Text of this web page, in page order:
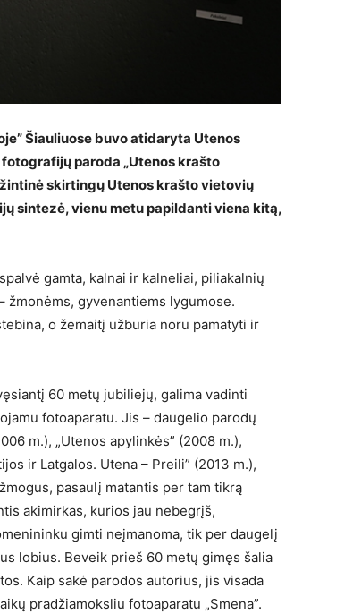
Šiauliuose buvo atidaryta Utenos
paroda „Utenos krašto
skirtingų Utenos krašto vietovių
sintezė, vienu metu papildanti viena kitą,
gamta, kalnai ir kalneliai, piliakalnių
žmonėms, gyvenantiems lygumose.
o žemaitį užburia noru pamatyti ir
60 metų jubiliejų, galima vadinti
fotoaparatu. Jis – daugelio parodų
m.), „Utenos apylinkės” (2008 m.),
ir Latgalos. Utena – Preili” (2013 m.),
pasaulį matantis per tam tikrą
akimirkas, kurios jau nebegrįš,
gimti neįmanoma, tik per daugelį
lobius. Beveik prieš 60 metų gimęs šalia
Kaip sakė parodos autorius, jis visada
pradžiamoksliu fotoaparatu „Smena”.